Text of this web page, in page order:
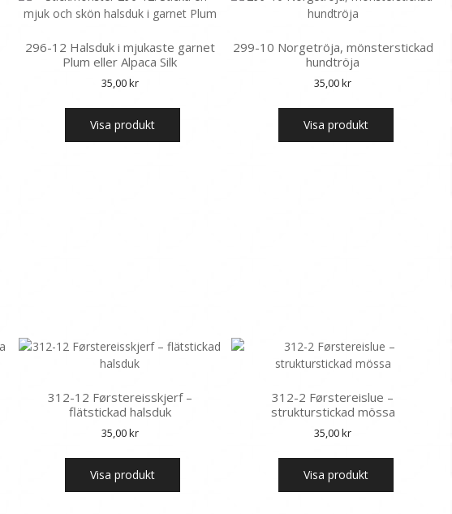
296-12 Halsduk i mjukaste garnet
Plum eller Alpaca Silk
35,00kr
Visa produkt
299-10 Norgetröja, mönsterstickad
hundtröja
35,00kr
Visa produkt
312-12 Førstereisskjerf –
flätstickad halsduk
35,00kr
Visa produkt
312-2 Førstereislue –
strukturstickad mössa
35,00kr
Visa produkt